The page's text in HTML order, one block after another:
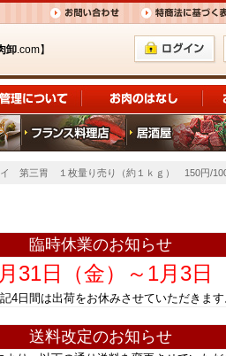
卸.com】
イ 第三胃 １枚量り売り（約１ｋｇ） 150円/
臨時休業のお知らせ
31日（金）～1月3日
日間は出荷をお休みさせていただき
送料改定のお知らせ